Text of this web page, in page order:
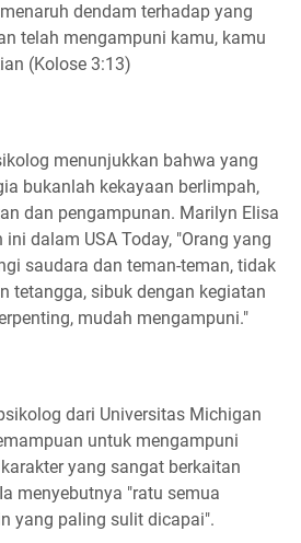
dendam terhadap yang
telah mengampuni kamu, kamu
(Kolose 3:13)
menunjukkan bahwa yang
bukanlah kekayaan berlimpah,
dan pengampunan. Marilyn Elisa
dalam USA Today, "Orang yang
saudara dan teman-teman, tidak
tetangga, sibuk dengan kegiatan
mudah mengampuni."
dari Universitas Michigan
untuk mengampuni
yang sangat berkaitan
menyebutnya "ratu semua
yang paling sulit dicapai".